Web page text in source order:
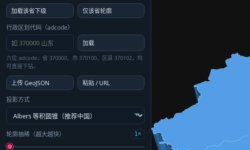
加载该省下级
仅该省轮廓
行政区划代码（adcode）
加载
六位 adcode，省 370000、市 370100、区县 370102，均
可直接下钻。
上传 GeoJSON
粘贴 / URL
投影方式
轮廓抽稀（越大越快） 1×